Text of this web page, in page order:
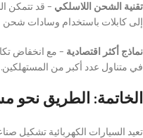
تقنية الشحن اللاسلكي – قد تتمكن
إلى كابلات باستخدام وسادات شحن
نماذج أكثر اقتصادية – مع انخفاض
في متناول عدد أكبر من المستهلكين.
الخاتمة: الطريق نحو
تعيد السيارات الكهربائية تشكيل